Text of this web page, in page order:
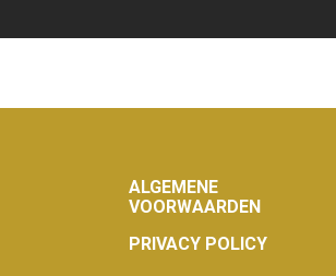
Footer
ALGEMENE
VOORWAARDEN
PRIVACY POLICY